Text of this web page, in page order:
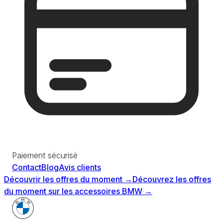
Paiement sécurisé
ContactBlogAvis clients
Découvrir les offres du moment → Découvrez les offres
du moment sur les accessoires BMW →